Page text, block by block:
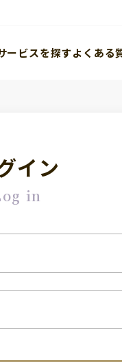
ービスを探すよくある
イン
in